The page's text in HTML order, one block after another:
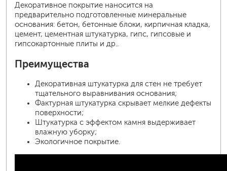
Декоративное покрытие наносится на
предварительно подготовленные минеральные
основания: бетон, бетонные блоки, кирпичная кладка,
цемент, цементная штукатурка, гипс, гипсовые и
гипсокартонные плиты и др..
Преимущества
Декоративная штукатурка для стен не требует
тщательного выравнивания основания;
Фактурная штукатурка скрывает мелкие дефекты
поверхности;
Штукатурка с эффектом камня выдерживает
влажную уборку;
Экологичное покрытие.